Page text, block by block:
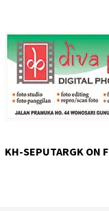
KH-SEPUTARGK ON